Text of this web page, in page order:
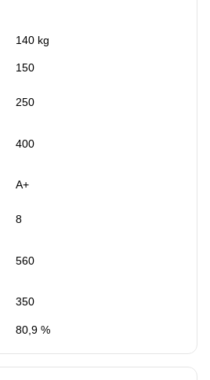
140 kg
150
250
400
A+
8
560
350
80,9 %